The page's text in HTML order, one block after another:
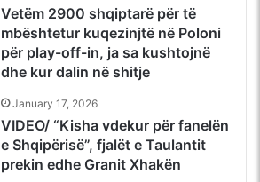
Vetëm 2900 shqiptarë për të
mbështetur kuqezinjtë në Poloni
për play-off-in, ja sa kushtojnë
dhe kur dalin në shitje
January 17, 2026
VIDEO/ “Kisha vdekur për fanelën
e Shqipërisë”, fjalët e Taulantit
prekin edhe Granit Xhakën